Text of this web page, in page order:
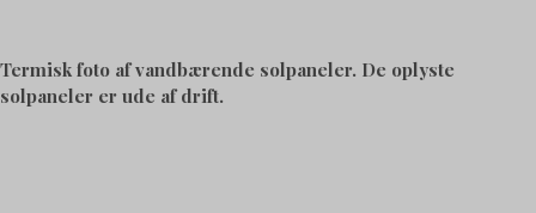
Termisk foto af vandbærende solpaneler. De oplyste
solpaneler er ude af drift.